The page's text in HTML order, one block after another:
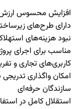
افزایش محسوس ارزش
دارای طرح‌های
نبود هزینه‌های
مناسب برای اجرای
کاربری‌های تجاری و
امکان واگذاری
سازندگان حرفه‌ای
استقلال کامل در